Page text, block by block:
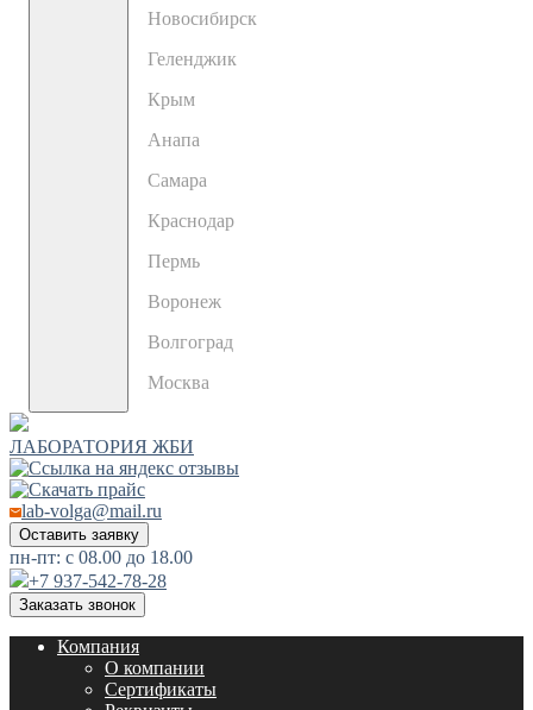
Новосибирск
Геленджик
Крым
Анапа
Самара
Краснодар
Пермь
Воронеж
Волгоград
Москва
ЛАБОРАТОРИЯ ЖБИ
lab-volga@mail.ru
Оставить заявку
пн-пт: с 08.00 до 18.00
+7 937-542-78-28
Заказать звонок
Компания
О компании
Сертификаты